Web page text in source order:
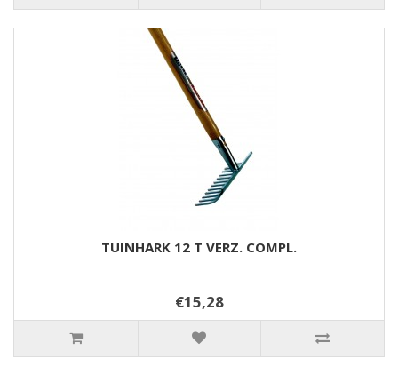
TUINHARK 12 T VERZ. COMPL.
€15,28